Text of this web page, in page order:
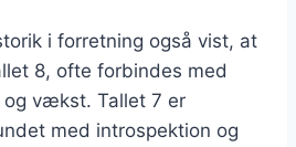
i forretning også vist, at
8, ofte forbindes med
og vækst. Tallet 7 er
med introspektion og